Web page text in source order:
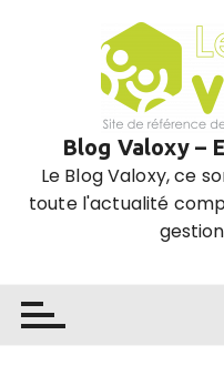
Blog Valoxy –
Le Blog Valoxy, ce
toute l'actualité